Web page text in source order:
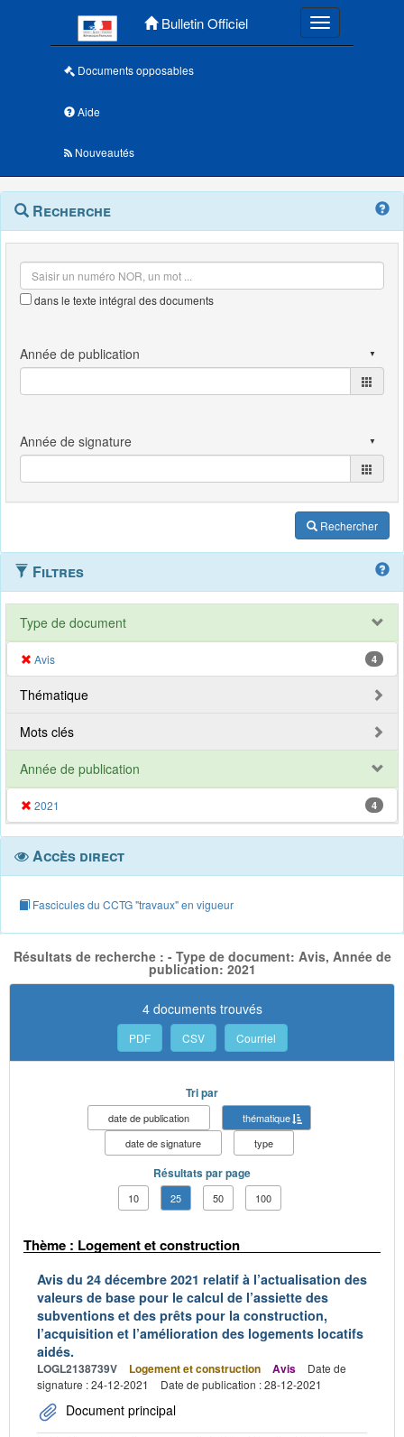
Bulletin Officiel Toggle
Documents opposables
Aide
Nouveautés
Navigation
outils
Menu
contextuel
Recherche
dans le texte intégral des documents
Rechercher
Filtres
Type de document
Avis 4
Thématique
Mots clés
Année de publication
2021 4
Accès direct
Fascicules du CCTG "travaux" en vigueur
Résultats de recherche : - Type de document: Avis, Année de
publication: 2021
4 documents trouvés
PDF CSV Courriel
Tri par
date de publication
thématique
date de signature
type
Résultats par page
10 25 50 100
Thème : Logement et construction
Avis du 24 décembre 2021 relatif à l’actualisation des
valeurs de base pour le calcul de l’assiette des
subventions et des prêts pour la construction,
l’acquisition et l’amélioration des logements locatifs
aidés.
LOGL2138739V Logement et construction Avis
Date de
signature : 24-12-2021
Date de publication : 28-12-2021
Document principal